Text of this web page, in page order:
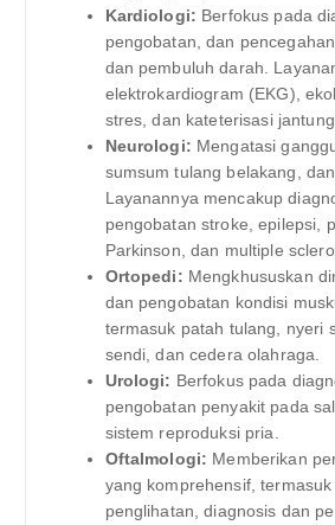
Kardiologi: Berfokus pada
pengobatan, dan
dan pembuluh darah.
elektrokardiogram (EKG),
stres, dan kateterisasi jantung.
Neurologi: Mengatasi
sumsum tulang belakang,
Layanannya mencakup
pengobatan stroke, epilepsi,
Parkinson, dan multiple
Ortopedi: Mengkhususkan
dan pengobatan kondisi
termasuk patah tulang, nyeri
sendi, dan cedera olahraga.
Urologi: Berfokus pada
pengobatan penyakit pada
sistem reproduksi pria.
Oftalmologi: Memberikan
yang komprehensif,
penglihatan, diagnosis dan